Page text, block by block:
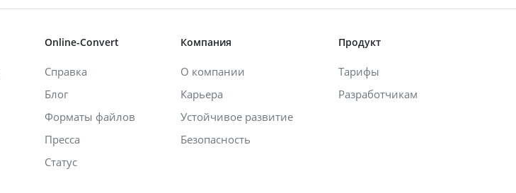
Online-Convert
Справка
Блог
Форматы файлов
Пресса
Статус
Компания
О компании
Карьера
Устойчивое развитие
Безопасность
Продукт
Тарифы
Разработчикам